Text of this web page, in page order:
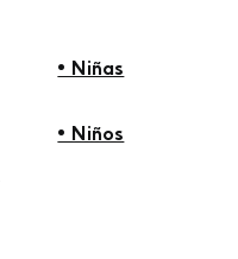
• Niñas
• Niños